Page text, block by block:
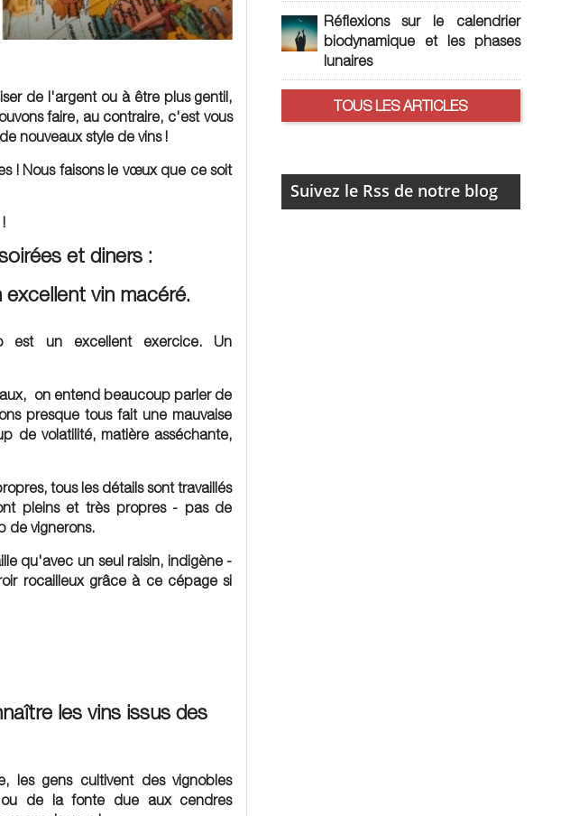
de l'argent ou à être plus gentil,
faire, au contraire, c'est vous
nouveaux style de vins !
! Nous faisons le vœux que ce soit
et diners :
vin macéré.
est un excellent exercice. Un
on entend beaucoup parler de
presque tous fait une mauvaise
de volatilité, matière asséchante,
tous les détails sont travaillés
pleins et très propres - pas de
de vignerons.
qu'avec un seul raisin, indigène -
rocailleux grâce à ce cépage si
les vins issus des
les gens cultivent des vignobles
ou de la fonte due aux cendres
Réflexions sur le calendrier
biodynamique et les phases
lunaires
TOUS LES ARTICLES
Suivez le Rss de notre blog